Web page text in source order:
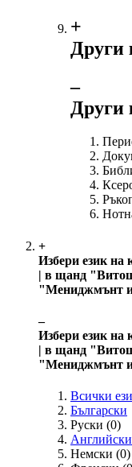
+
Други
‒
Други
+
Избери език на
| в щанд
"Мениджмънт
‒
Избери език на
| в щанд
"Мениджмънт
Всички
Български
Руски (0)
Английски
Немски (0)